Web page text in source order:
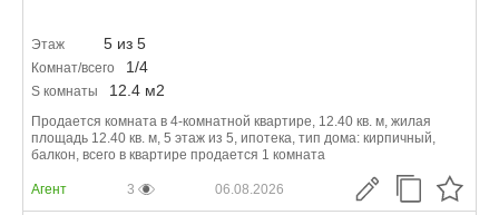
Этаж 5 из 5
Комнат/всего 1/4
S комнаты 12.4 м2
Продается комната в 4-комнатной квартире, 12.40 кв. м, жилая
площадь 12.40 кв. м, 5 этаж из 5, ипотека, тип дома: кирпичный,
балкон, всего в квартире продается 1 комната
Агент 3 06.08.2026